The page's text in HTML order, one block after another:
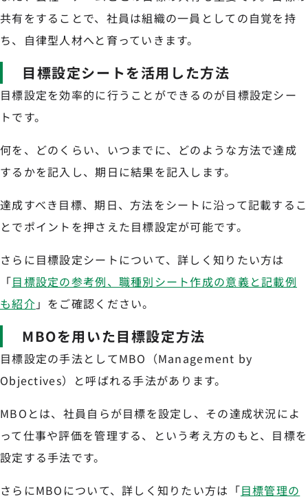
共有をすることで、社員は組織の一員としての自覚を持
ち、自律型人材へと育っていきます。
目標設定シートを活用した方法
目標設定を効率的に行うことができるのが目標設定シー
トです。
何を、どのくらい、いつまでに、どのような方法で達成
するかを記入し、期日に結果を記入します。
達成すべき目標、期日、方法をシートに沿って記載するこ
とでポイントを押さえた目標設定が可能です。
さらに目標設定シートについて、詳しく知りたい方は
「目標設定の参考例、職種別シート作成の意義と記載例
も紹介 」をご確認ください。
MBOを用いた目標設定方法
目標設定の手法としてMBO（Management by
Objectives）と呼ばれる手法があります。
MBOとは、社員自らが目標を設定し、その達成状況によ
って仕事や評価を管理する、という考え方のもと、目標を
設定する手法です。
さらにMBOについて、詳しく知りたい方は「目標管理の